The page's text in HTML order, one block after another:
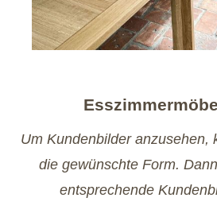
Um Kundenbilder anzusehen,
die gewünschte Form.
entsprechende